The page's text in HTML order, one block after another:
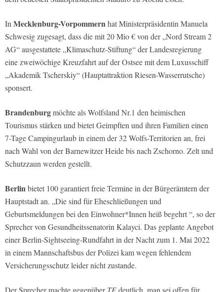
InMecklenburg-Vorpommernhat Ministerpräsidentin Manuela
Schwesig zugesagt, dass die mit 20 Mio € von der „Nord Stream 2
AG“ ausgestattete „Klimaschutz-Stiftung“ der Landesregierung
eine zweiwöchige Kreuzfahrt auf der Ostsee mit dem Luxusschiff
„Akademik Tscherskiy“ (Hauptattraktion Riesen-Wasserrutsche)
sponsert.
Brandenburgmöchte als Wolfsland Nr.1 den heimischen
Tourismus stärken und bietet Geimpften und ihren Familien einen
7-Tage Campingurlaub in einem der 32 Wolfs-Territorien an, frei
nach Wahl von der Barnewitzer Heide bis nach Zschorno. Zelt und
Schutzzaun werden gestellt.
Berlinbietet 100 garantiert freie Termine in der Bürgerämtern der
Hauptstadt an. „Die sind für Eheschließungen und
Geburtsmeldungen bei den Einwohner*Innen heiß begehrt “, so der
Sprecher von Gesundheitssenatorin Kalayci. Das geplante Angebot
einer Berlin-Sightseeing-Rundfahrt in der Nacht zum 1. Mai 2022
in einem Mannschaftsbus der Polizei kam wegen fehlendem
Versicherungsschutz leider nicht zustande.